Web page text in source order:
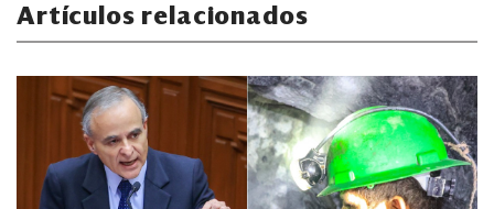
Artículos relacionados